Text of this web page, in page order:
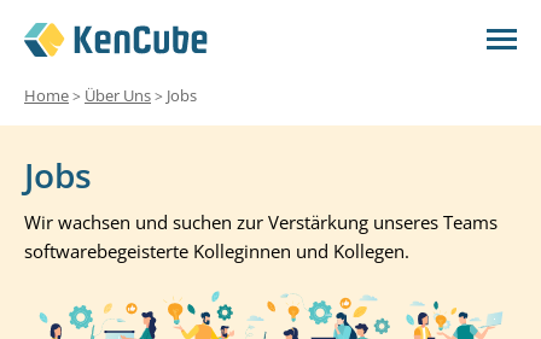
Home> Über Uns> Jobs
Jobs
Wir wachsen und suchen zur Verstärkung unseres Teams
softwarebegeisterte Kolleginnen und Kollegen.